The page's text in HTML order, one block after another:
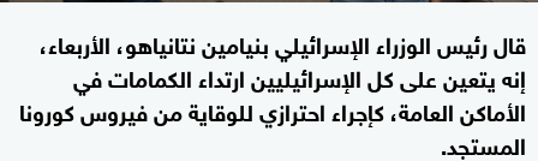
قال رئيس الوزراء الإسرائيلي بنيامين نتانياهو، الأربعاء،
إنه يتعين على كل الإسرائيليين ارتداء الكمامات في
الأماكن العامة، كإجراء احترازي للوقاية من فيروس كورونا
المستجد.